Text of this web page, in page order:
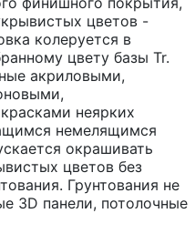
цветов -
колеруется в
цвету базы Tr.
акриловыми,
неярких
немелящимся
окрашивать
цветов без
Грунтования не
3D панели, потолочные